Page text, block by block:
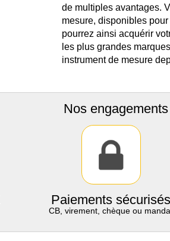
de multiples avantages.
mesure, disponibles
pourrez ainsi acquérir
les plus grandes
instrument de mesure
Nos engagements
Paiements sécurisés
CB, virement, chèque ou